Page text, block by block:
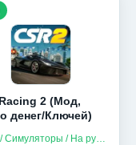
2 (Мод,
денег/Ключей)
Гонки / Симуляторы / На русском